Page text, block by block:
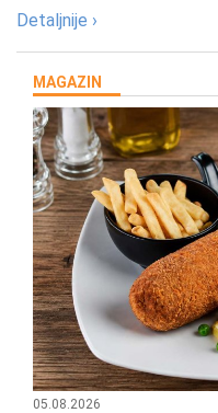
Detaljnije ›
MAGAZIN
05.08.2026